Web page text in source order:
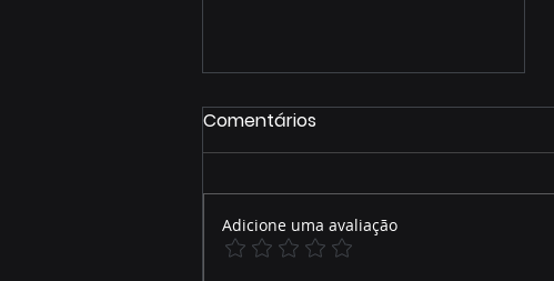
Comentários
Adicione uma avaliação